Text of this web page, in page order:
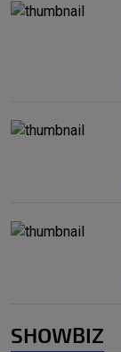
SHOWBIZ